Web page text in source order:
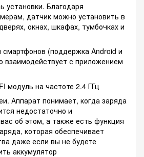
установки. Благодаря
датчик можно установить в
окнах, шкафах, тумбочках и
(поддержка Android и
взаимодействует с приложением
модуль на частоте 2.4 ГГц
Аппарат понимает, когда заряда
недостаточно и
об этом, а также есть функция
которая обеспечивает
даже если вы не будете
аккумулятор